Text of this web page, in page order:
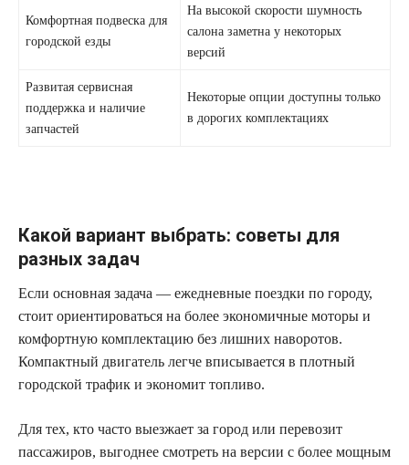
Комфортная подвеска для
городской езды
На высокой скорости шумность
салона заметна у некоторых
версий
Развитая сервисная
поддержка и наличие
запчастей
Некоторые опции доступны только
в дорогих комплектациях
Какой вариант выбрать: советы для
разных задач
Если основная задача — ежедневные поездки по городу,
стоит ориентироваться на более экономичные моторы и
комфортную комплектацию без лишних наворотов.
Компактный двигатель легче вписывается в плотный
городской трафик и экономит топливо.
Для тех, кто часто выезжает за город или перевозит
пассажиров, выгоднее смотреть на версии с более мощным